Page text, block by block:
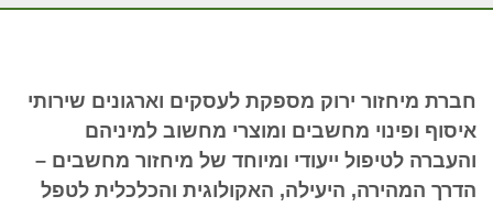
חברת מיחזור ירוק מספקת לעסקים וארגונים שירותי
איסוף ופינוי מחשבים ומוצרי מחשוב למיניהם
והעברה לטיפול ייעודי ומיוחד של מיחזור מחשבים –
הדרך המהירה, היעילה, האקולוגית והכלכלית לטפל